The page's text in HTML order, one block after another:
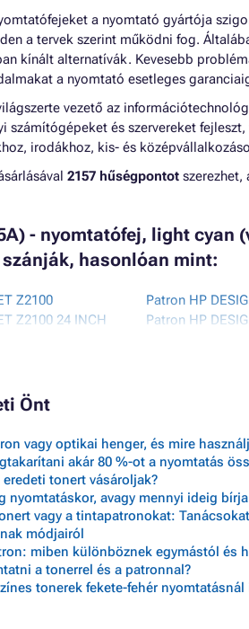
a nyomtató gyártója
a tervek szerint működni fog.
kínált alternatívák. Kevesebb
a nyomtató esetleges
vezető az
számítógépeket és szervereket
irodákhoz, kis- és
2157 hűségpontot szerezhet,
- nyomtatófej, light cyan
hasonlóan mint:
Z2100
Z2100 24 INCH
Z2100 44 INCH
Z3100
Z3100 44 INCH
Patron HP
Patron HP
Patron HP
Önt
vagy optikai henger, és mire
akár 80 %-ot a nyomtatás
eredeti tonert vásároljak?
nyomtatáskor, avagy mennyi ideig
vagy a tintapatronokat:
módjairól
miben különböznek egymástól és
a tonerrel és a patronnal?
tonerek fekete-fehér nyomtatásnál